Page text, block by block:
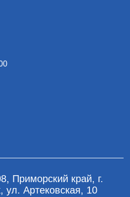
Приморский край, г.
ул. Артековская, 10